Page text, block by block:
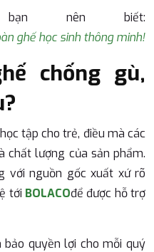
nên biết:
ghế học sinh thông minh!
chống gù,
tập cho trẻ, điều mà các
chất lượng của sản phẩm.
với nguồn gốc xuất xứ rõ
tới BOLACOđể được hỗ trợ
quyền lợi cho mỗi quý